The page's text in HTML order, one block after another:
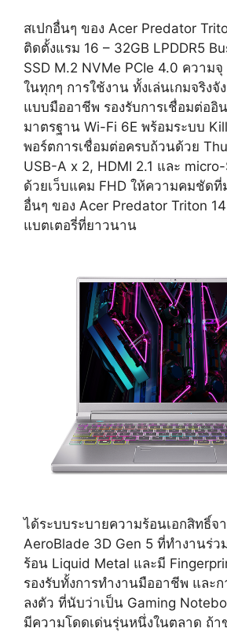
สเปกอื่นๆ ของ Acer Predator
ติดตั้งแรม 16 – 32GB LPDDR5
SSD M.2 NVMe PCIe 4.0 ความ
ในทุกๆ การใช้งาน ทั้งเล่นเกมจริงจั
แบบมืออาชีพ รองรับการเชื่อมต่ออิ
มาตรฐาน Wi-Fi 6E พร้อมระบบ
พอร์ตการเชื่อมต่อครบถ้วนด้วย
USB-A x 2, HDMI 2.1 และ
ด้วยเว็บแคม FHD ให้ความคมชัดที่
อื่นๆ ของ Acer Predator Triton
แบตเตอรี่ที่ยาวนาน
ได้ระบบระบายความร้อนเอกสิทธิ์จ
AeroBlade 3D Gen 5 ที่ทำงานร่
ร้อน Liquid Metal และมี
รองรับทั้งการทำงานมืออาชีพ และก
ลงตัว ที่นับว่าเป็น Gaming
มีความโดดเด่นรุ่นหนึ่งในตลาด ถ้า